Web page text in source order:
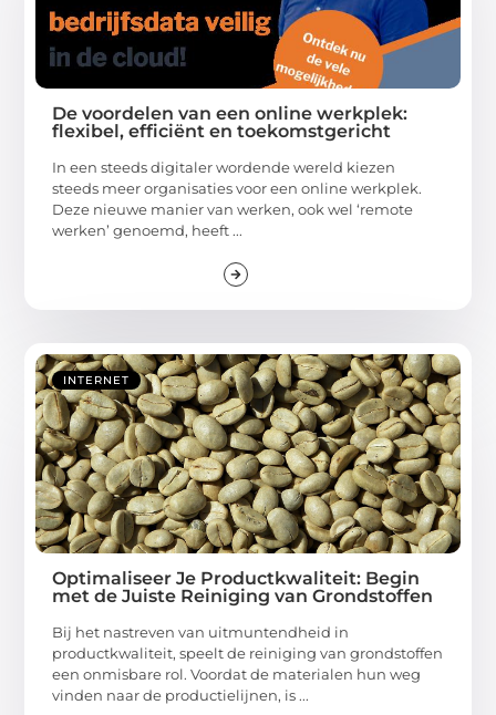
De voordelen van een online werkplek:
flexibel, efficiënt en toekomstgericht
In een steeds digitaler wordende wereld kiezen
steeds meer organisaties voor een online werkplek.
Deze nieuwe manier van werken, ook wel ‘remote
werken’ genoemd, heeft ...
INTERNET
Optimaliseer Je Productkwaliteit: Begin
met de Juiste Reiniging van Grondstoffen
Bij het nastreven van uitmuntendheid in
productkwaliteit, speelt de reiniging van grondstoffen
een onmisbare rol. Voordat de materialen hun weg
vinden naar de productielijnen, is ...